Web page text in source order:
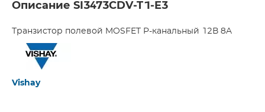
Описание SI3473CDV-T1-E3
Транзистор полевой MOSFET P-канальный 12В 8A
Vishay